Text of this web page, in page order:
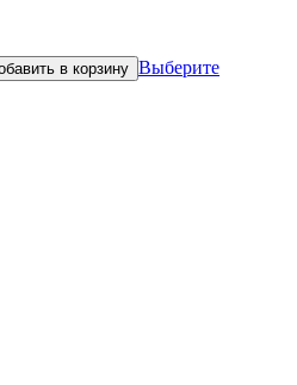
в корзину Выберите